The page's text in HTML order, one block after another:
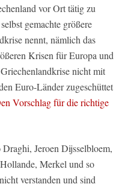
vor Ort tätig zu
gemachte größere
nennt, nämlich das
Krisen für Europa und
nicht mit
Euro-Länder zugeschüttet
Vorschlag für die richtige
Jeroen Dijsselbloem,
Merkel und so
verstanden und sind